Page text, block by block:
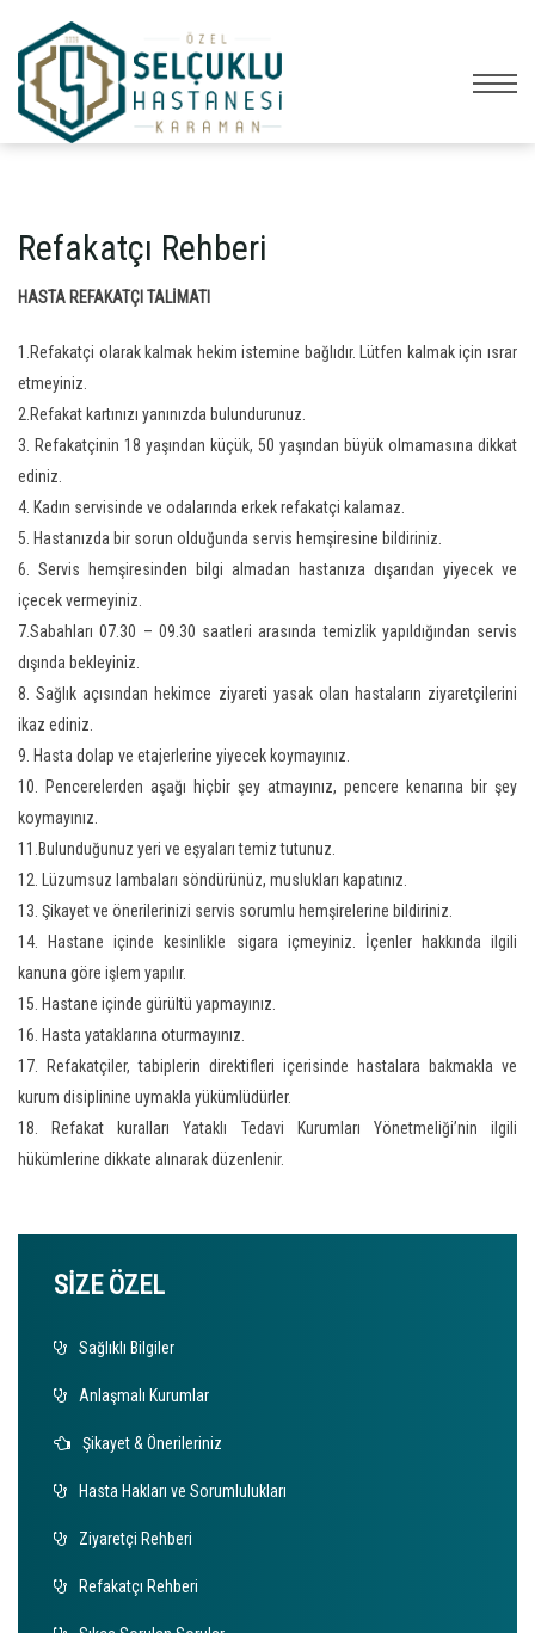
Refakatçı Rehberi
HASTA REFAKATÇI TALİMATI
1.Refakatçi olarak kalmak hekim istemine bağlıdır. Lütfen kalmak için ısrar
etmeyiniz.
2.Refakat kartınızı yanınızda bulundurunuz.
3. Refakatçinin 18 yaşından küçük, 50 yaşından büyük olmamasına dikkat
ediniz.
4. Kadın servisinde ve odalarında erkek refakatçi kalamaz.
5. Hastanızda bir sorun olduğunda servis hemşiresine bildiriniz.
6. Servis hemşiresinden bilgi almadan hastanıza dışarıdan yiyecek ve
içecek vermeyiniz.
7.Sabahları 07.30 – 09.30 saatleri arasında temizlik yapıldığından servis
dışında bekleyiniz.
8. Sağlık açısından hekimce ziyareti yasak olan hastaların ziyaretçilerini
ikaz ediniz.
9. Hasta dolap ve etajerlerine yiyecek koymayınız.
10. Pencerelerden aşağı hiçbir şey atmayınız, pencere kenarına bir şey
koymayınız.
11.Bulunduğunuz yeri ve eşyaları temiz tutunuz.
12. Lüzumsuz lambaları söndürünüz, muslukları kapatınız.
13. Şikayet ve önerilerinizi servis sorumlu hemşirelerine bildiriniz.
14. Hastane içinde kesinlikle sigara içmeyiniz. İçenler hakkında ilgili
kanuna göre işlem yapılır.
15. Hastane içinde gürültü yapmayınız.
16. Hasta yataklarına oturmayınız.
17. Refakatçiler, tabiplerin direktifleri içerisinde hastalara bakmakla ve
kurum disiplinine uymakla yükümlüdürler.
18. Refakat kuralları Yataklı Tedavi Kurumları Yönetmeliği’nin ilgili
hükümlerine dikkate alınarak düzenlenir.
SİZE ÖZEL
Sağlıklı Bilgiler
Anlaşmalı Kurumlar
Şikayet & Önerileriniz
Hasta Hakları ve Sorumlulukları
Ziyaretçi Rehberi
Refakatçı Rehberi